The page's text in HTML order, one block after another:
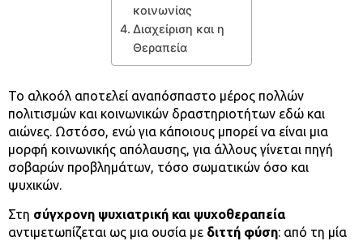
κοινωνίας
Διαχείριση και η
Θεραπεία
Το αλκοόλ αποτελεί αναπόσπαστο μέρος πολλών
πολιτισμών και κοινωνικών δραστηριοτήτων εδώ και
αιώνες. Ωστόσο, ενώ για κάποιους μπορεί να είναι μια
μορφή κοινωνικής απόλαυσης, για άλλους γίνεται πηγή
σοβαρών προβλημάτων, τόσο σωματικών όσο και
ψυχικών.
Στη σύγχρονη ψυχιατρική και ψυχοθεραπεία
αντιμετωπίζεται ως μια ουσία με διττή φύση: από τη μία